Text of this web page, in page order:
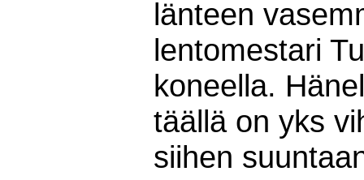
länteen
lentomestari
koneella.
täällä on yks
siihen